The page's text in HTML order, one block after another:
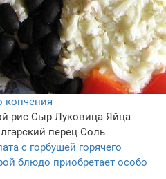
копчения
рис Сыр Луковица Яйца
перец Соль
с горбушей горячего
блюдо приобретает особо